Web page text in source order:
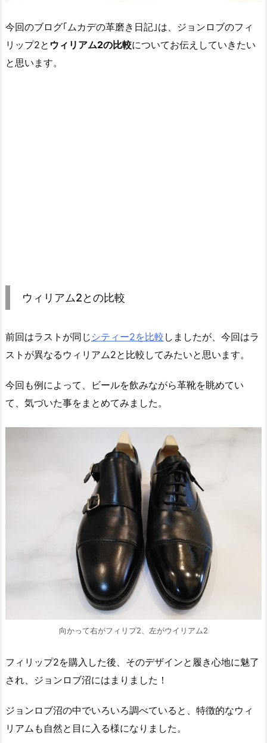
今回のブログ｢ムカデの革磨き日記｣は、ジョンロブのフィ
リップ2と ウィリアム2の比較についてお伝えしていきたい
と思います。
ウィリアム2との比較
前回はラストが同じ シティー2を比較 しましたが、今回はラ
ストが異なるウィリアム2と比較してみたいと思います。
今回も例によって、ビールを飲みながら革靴を眺めてい
て、気づいた事をまとめてみました。
向かって右がフィリプ2、左がウイリアム2
フィリップ2を購入した後、そのデザインと履き心地に魅了
され、ジョンロブ沼にはまりました！
ジョンロブ沼の中でいろいろ調べていると、特徴的なウィ
リアムも自然と目に入る様になりました。